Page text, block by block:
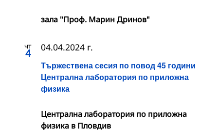
зала "Проф. Марин Дринов"
чт
4
Тържествена сесия по повод 45 години
Централна лаборатория по приложна
физика
04.04.2024 г.
Централна лаборатория по приложна
физика в Пловдив